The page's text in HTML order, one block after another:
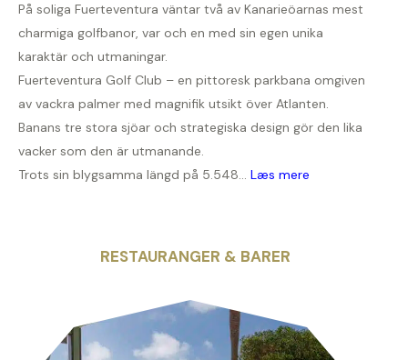
På soliga Fuerteventura väntar två av Kanarieöarnas mest
charmiga golfbanor, var och en med sin egen unika
karaktär och utmaningar.
Fuerteventura Golf Club – en pittoresk parkbana omgiven
av vackra palmer med magnifik utsikt över Atlanten.
Banans tre stora sjöar och strategiska design gör den lika
vacker som den är utmanande.
Trots sin blygsamma längd på 5.548... Læs mere
RESTAURANGER & BARER